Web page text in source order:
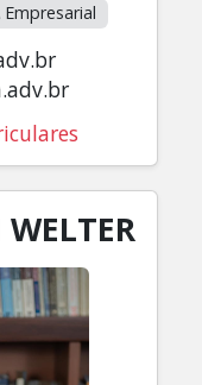
Empresarial